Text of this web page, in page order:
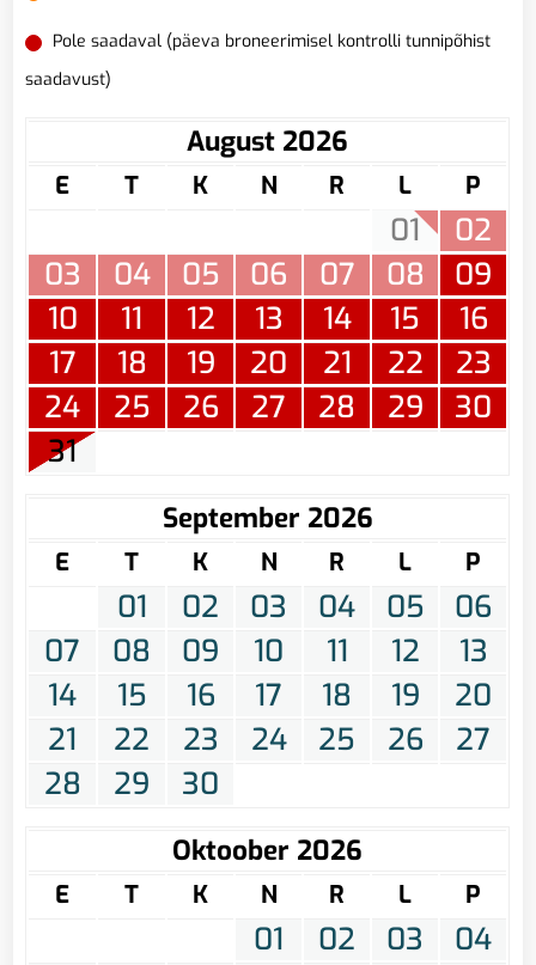
Pole saadaval (päeva broneerimisel kontrolli tunnipõhist
saadavust)
August 2026
E T K N R L P
01
02
03
04 05 06 07 08
09
10
11 12 13 14 15
16
17
18 19 20 21 22
23
24
25 26 27 28 29
30
31
September 2026
E T K N R L P
01 02 03 04 05
06
07
08 09 10 11 12
13
14
15 16 17 18 19
20
21
22 23 24 25 26
27
28
29 30
Oktoober 2026
E T K N R L P
01 02 03
04